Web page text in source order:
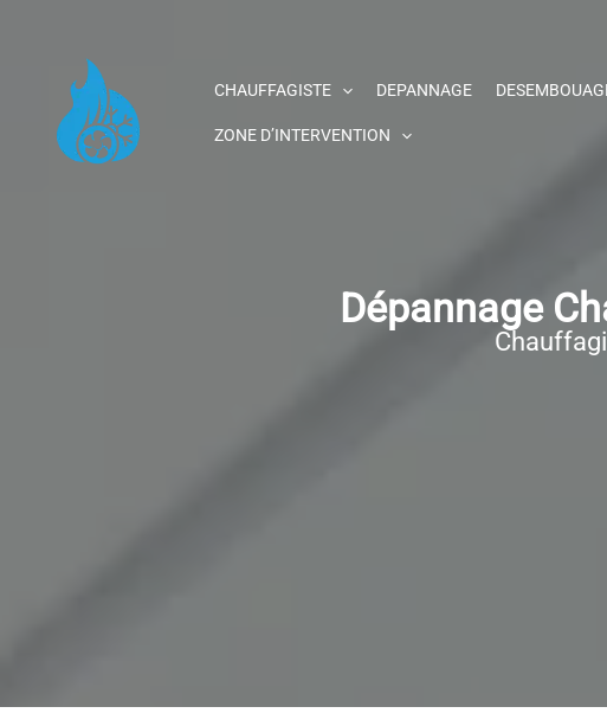
contenu
CHAUFFAGISTE DEPANNAGE
ZONE D’INTERVENTION
Dépannage